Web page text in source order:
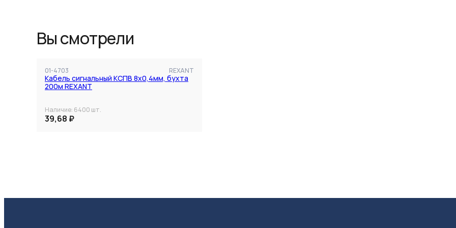
Вы смотрели
01-4703 REXANT
Кабель сигнальный КСПВ 8х0,4мм, бухта
200м REXANT
Наличие: 6400 шт.
39,68 ₽